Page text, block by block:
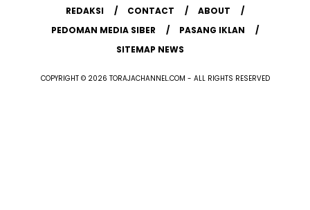
REDAKSI CONTACT
ABOUT
PEDOMAN MEDIA SIBER
PASANG IKLAN
SITEMAP NEWS
COPYRIGHT © 2026 TORAJACHANNEL.COM - ALL RIGHTS RESERVED